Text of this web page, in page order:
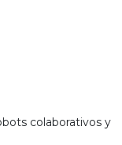
colaborativos y